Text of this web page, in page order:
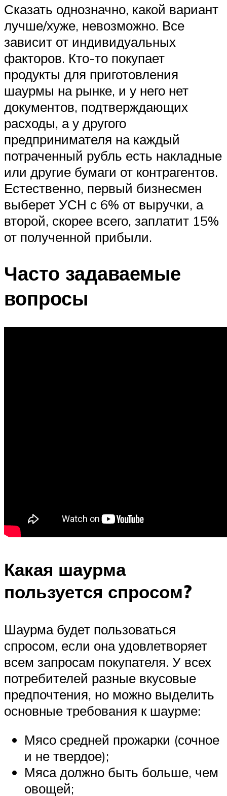
Сказать однозначно, какой вариант
лучше/хуже, невозможно. Все
зависит от индивидуальных
факторов. Кто-то покупает
продукты для приготовления
шаурмы на рынке, и у него нет
документов, подтверждающих
расходы, а у другого
предпринимателя на каждый
потраченный рубль есть накладные
или другие бумаги от контрагентов.
Естественно, первый бизнесмен
выберет УСН с 6% от выручки, а
второй, скорее всего, заплатит 15%
от полученной прибыли.
Часто задаваемые
вопросы
Какая шаурма
пользуется спросом?
Шаурма будет пользоваться
спросом, если она удовлетворяет
всем запросам покупателя. У всех
потребителей разные вкусовые
предпочтения, но можно выделить
основные требования к шаурме:
Мясо средней прожарки (сочное
и не твердое);
Мяса должно быть больше, чем
овощей;